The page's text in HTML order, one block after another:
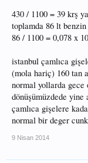
430 / 1100 = 39 krş
toplamda 86 lt
86 / 1100 = 0,078 x
istanbul çamlıca
(mola hariç) 160 tan
normal yollarda gece
dönüşümüzdede yine
çamlıca gişelere
normal bir deger
9 Nisan 2014